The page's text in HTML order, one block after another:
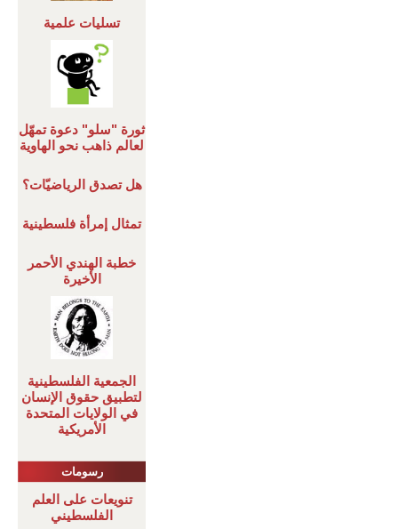
تسليات علمية
ثورة "سلو" دعوة تمهّل
لعالم ذاهب نحو الهاوية
هل تصدق الرياضيّات؟
تمثال إمرأة فلسطينية
خطبة الهندي الأحمر
الأخيرة
الجمعية الفلسطينية
لتطبيق حقوق الإنسان
في الولايات المتحدة
الأمريكية
رسومات
تنويعات على العلم
الفلسطيني